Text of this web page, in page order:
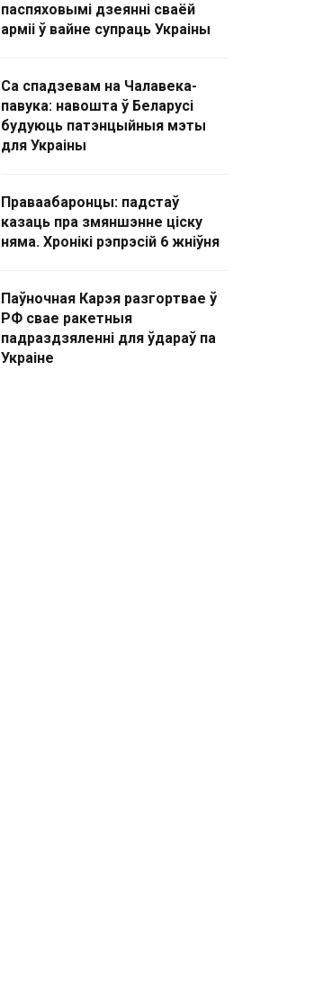
паспяховымі дзеянні сваёй
арміі ў вайне супраць Украіны
Са спадзевам на Чалавека-
павука: навошта ў Беларусі
будуюць патэнцыйныя мэты
для Украіны
Праваабаронцы: падстаў
казаць пра змяншэнне ціску
няма. Хронікі рэпрэсій 6 жніўня
Паўночная Карэя разгортвае ў
РФ свае ракетныя
падраздзяленні для ўдараў па
Украіне